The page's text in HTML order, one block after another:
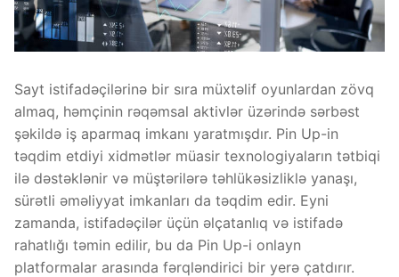
Sayt istifadəçilərinə bir sıra müxtəlif oyunlardan zövq
almaq, həmçinin rəqəmsal aktivlər üzərində sərbəst
şəkildə iş aparmaq imkanı yaratmışdır. Pin Up-in
təqdim etdiyi xidmətlər müasir texnologiyaların tətbiqi
ilə dəstəklənir və müştərilərə təhlükəsizliklə yanaşı,
sürətli əməliyyat imkanları da təqdim edir. Eyni
zamanda, istifadəçilər üçün əlçatanlıq və istifadə
rahatlığı təmin edilir, bu da Pin Up-i onlayn
platformalar arasında fərqləndirici bir yerə çatdırır.